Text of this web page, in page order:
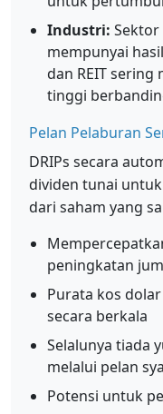
Industri: Sektor
mempunyai
dan REIT sering
tinggi
Pelan Pelaburan
DRIPs secara
dividen tunai
dari saham yang
peningkatan
Purata kos
secara berkala
Selalunya tiada
melalui pelan
Potensi untuk